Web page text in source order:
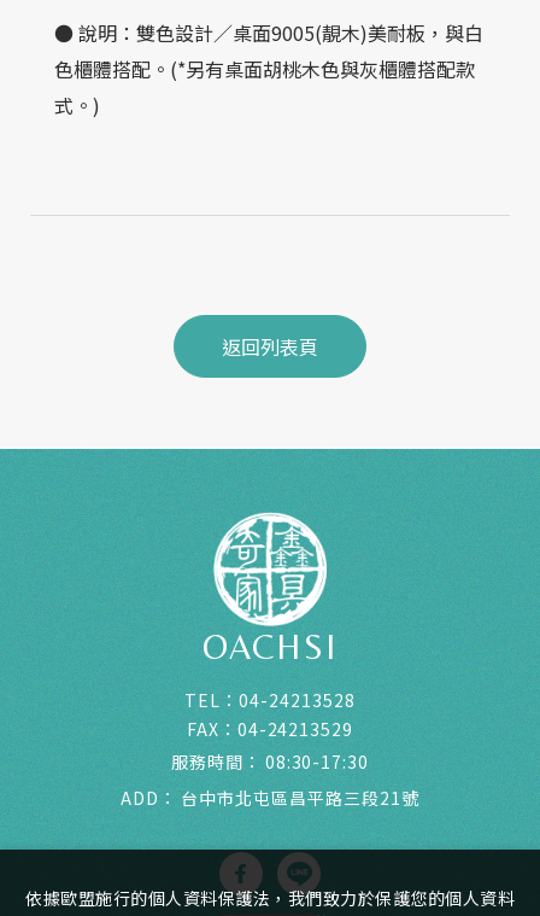
● 說明： 雙色設計／桌面9005(靚木)美耐板，與白
色櫃體搭配。(*另有桌面胡桃木色與灰櫃體搭配款
式。)
返回列表頁
OACHSI
TEL：04-24213528
FAX： 04-24213529
服務時間： 08:30-17:30
ADD： 台中市北屯區昌平路三段21號
依據歐盟施行的個人資料保護法，我們致力於保護您的個人資料